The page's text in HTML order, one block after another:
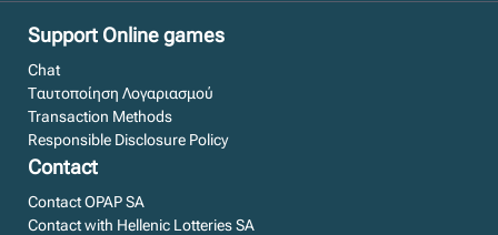
Support Online games
Chat
Ταυτοποίηση Λογαριασμού
Transaction Methods
Responsible Disclosure Policy
Contact
Contact OPAP SA
Contact with Hellenic Lotteries SA